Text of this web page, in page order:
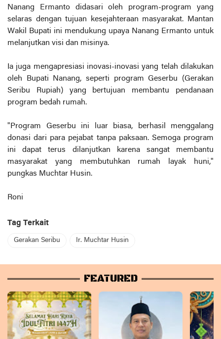
Nanang Ermanto didasari oleh program-program yang
selaras dengan tujuan kesejahteraan masyarakat. Mantan
Wakil Bupati ini mendukung upaya Nanang Ermanto untuk
melanjutkan visi dan misinya.
Ia juga mengapresiasi inovasi-inovasi yang telah dilakukan
oleh Bupati Nanang, seperti program Geserbu (Gerakan
Seribu Rupiah) yang bertujuan membantu pendanaan
program bedah rumah.
"Program Geserbu ini luar biasa, berhasil menggalang
donasi dari para pejabat tanpa paksaan. Semoga program
ini dapat terus dilanjutkan karena sangat membantu
masyarakat yang membutuhkan rumah layak huni,"
pungkas Muchtar Husin.
Roni
Tag Terkait
Gerakan Seribu Ir. Muchtar Husin
FEATURED